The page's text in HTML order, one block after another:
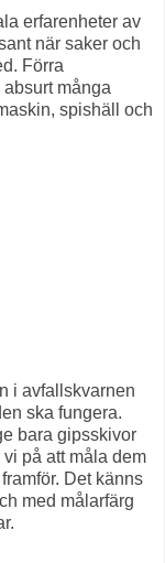
erfarenheter av
när saker och
Förra
många
spishäll och
i avfallskvarnen
ska fungera.
bara gipsskivor
på att måla dem
Det känns
med målarfärg